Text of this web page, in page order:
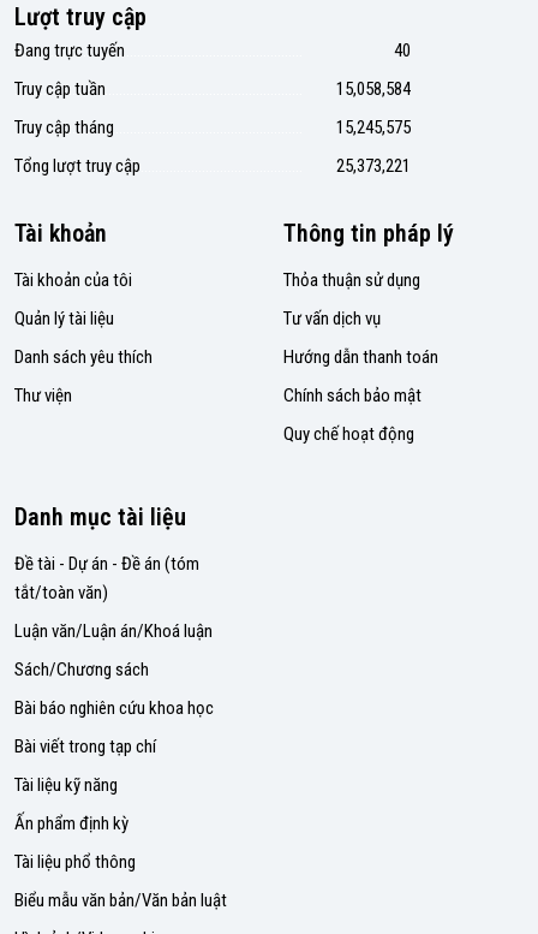
Lượt truy cập
Đang trực tuyến
40
Truy cập tuần
15,058,584
Truy cập tháng
15,245,575
Tổng lượt truy cập
25,373,221
Tài khoản
Tài khoản của tôi
Quản lý tài liệu
Danh sách yêu thích
Thư viện
Thông tin pháp lý
Thỏa thuận sử dụng
Tư vấn dịch vụ
Hướng dẫn thanh toán
Chính sách bảo mật
Quy chế hoạt động
Danh mục tài liệu
Đề tài - Dự án - Đề án (tóm
tắt/toàn văn)
Luận văn/Luận án/Khoá luận
Sách/Chương sách
Bài báo nghiên cứu khoa học
Bài viết trong tạp chí
Tài liệu kỹ năng
Ấn phẩm định kỳ
Tài liệu phổ thông
Biểu mẫu văn bản/Văn bản luật